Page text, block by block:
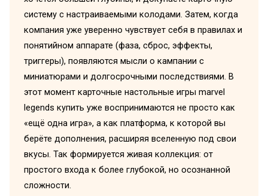
систему с настраиваемыми колодами. Затем, когда
компания уже уверенно чувствует себя в правилах и
понятийном аппарате (фаза, сброс, эффекты,
триггеры), появляются мысли о кампании с
миниатюрами и долгосрочными последствиями. В
этот момент карточные настольные игры marvel
legends купить уже воспринимаются не просто как
«ещё одна игра», а как платформа, к которой вы
берёте дополнения, расширяя вселенную под свои
вкусы. Так формируется живая коллекция: от
простого входа к более глубокой, но осознанной
сложности.